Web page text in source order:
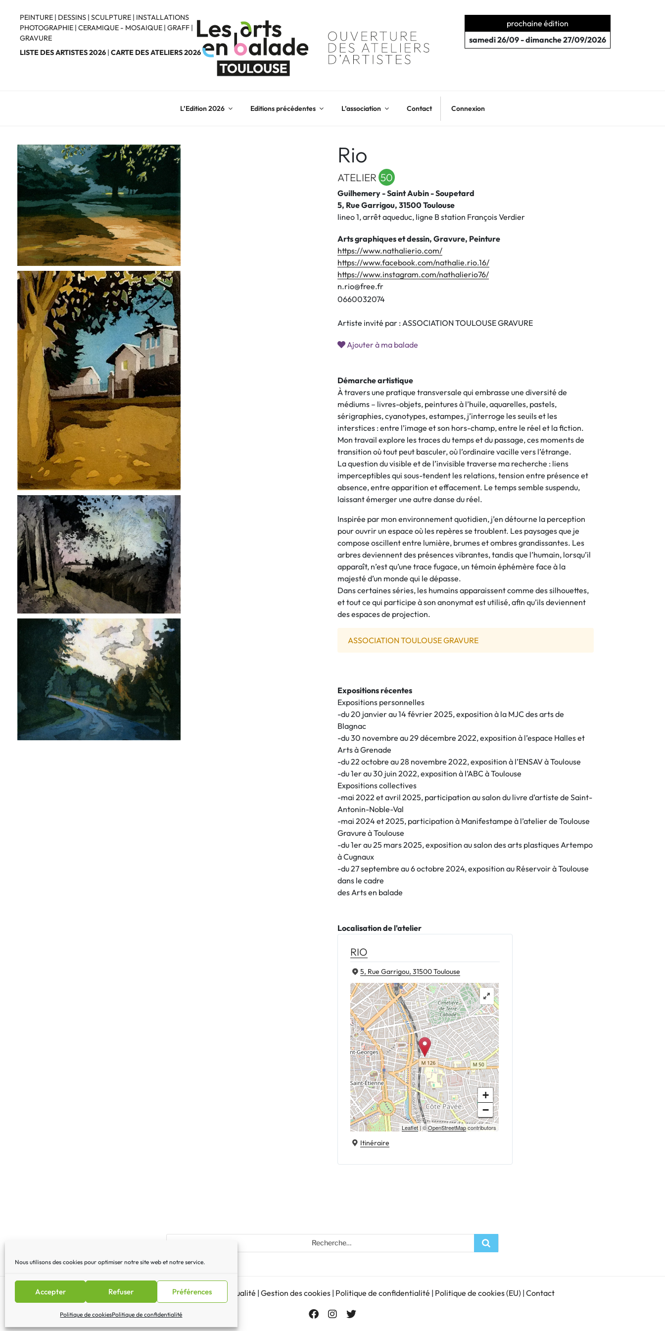
Nous utilisons des cookies pour optimiser notre site web et notre service.
Accepter Refuser Préférences
Politique de cookiesPolitique de confidentialité
contenu
principal
PEINTURE | DESSINS | SCULPTURE | INSTALLATIONS
PHOTOGRAPHIE | CERAMIQUE - MOSAIQUE | GRAFF |
GRAVURE
LISTE DES ARTISTES 2026 | CARTE DES ATELIERS 2026
prochaine édition
samedi 26/09 - dimanche 27/09/2026
L’Edition 2026 Editions précédentes L’association Contact Connexion
Rio
ATELIER 50
Guilhemery - Saint Aubin - Soupetard
5, Rue Garrigou, 31500 Toulouse
lineo 1, arrêt aqueduc, ligne B station François Verdier
Arts graphiques et dessin, Gravure, Peinture
https://www.nathalierio.com/
https://www.facebook.com/nathalie.rio.16/
https://www.instagram.com/nathalierio76/
n.rio@free.fr
0660032074
Artiste invité par : ASSOCIATION TOULOUSE GRAVURE
Ajouter à ma balade
Démarche artistique
À travers une pratique transversale qui embrasse une diversité de
médiums – livres-objets, peintures à l’huile, aquarelles, pastels,
sérigraphies, cyanotypes, estampes, j’interroge les seuils et les
interstices : entre l’image et son hors-champ, entre le réel et la fiction.
Mon travail explore les traces du temps et du passage, ces moments de
transition où tout peut basculer, où l’ordinaire vacille vers l’étrange.
La question du visible et de l’invisible traverse ma recherche : liens
imperceptibles qui sous-tendent les relations, tension entre présence et
absence, entre apparition et effacement. Le temps semble suspendu,
laissant émerger une autre danse du réel.
Inspirée par mon environnement quotidien, j’en détourne la perception
pour ouvrir un espace où les repères se troublent. Les paysages que je
compose oscillent entre lumière, brumes et ombres grandissantes. Les
arbres deviennent des présences vibrantes, tandis que l’humain, lorsqu’il
apparaît, n’est qu’une trace fugace, un témoin éphémère face à la
majesté d’un monde qui le dépasse.
Dans certaines séries, les humains apparaissent comme des silhouettes,
et tout ce qui participe à son anonymat est utilisé, afin qu’ils deviennent
des espaces de projection.
ASSOCIATION TOULOUSE GRAVURE
Expositions récentes
Expositions personnelles
-du 20 janvier au 14 février 2025, exposition à la MJC des arts de
Blagnac
-du 30 novembre au 29 décembre 2022, exposition à l’espace Halles et
Arts à Grenade
-du 22 octobre au 28 novembre 2022, exposition à l’ENSAV à Toulouse
-du 1er au 30 juin 2022, exposition à l’ABC à Toulouse
Expositions collectives
-mai 2022 et avril 2025, participation au salon du livre d’artiste de Saint-
Antonin-Noble-Val
-mai 2024 et 2025, participation à Manifestampe à l’atelier de Toulouse
Gravure à Toulouse
-du 1er au 25 mars 2025, exposition au salon des arts plastiques Artempo
à Cugnaux
-du 27 septembre au 6 octobre 2024, exposition au Réservoir à Toulouse
dans le cadre
des Arts en balade
Localisation de l'atelier
RIO
5, Rue Garrigou, 31500 Toulouse
+
−
Leaflet| ©OpenStreetMapcontributors
Itinéraire
Recherche
pour
Recherche
Mentions légales|Lettre d’actualité | Gestion des cookies | Politique de confidentialité | Politique de cookies (EU) | Contact